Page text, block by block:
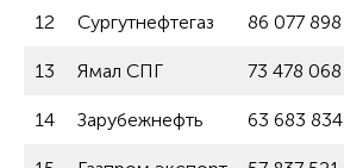
12 Сургутнефтегаз 86 077 898
13 Ямал СПГ 73 478 068
14 Зарубежнефть 63 683 834